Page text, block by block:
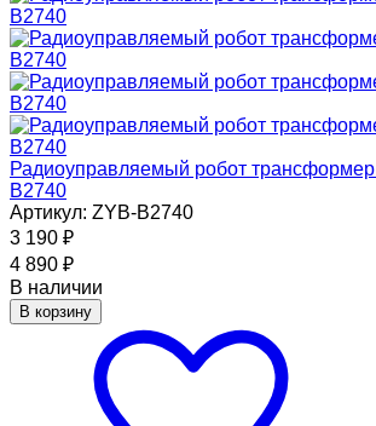
Радиоуправляемый робот
B2740
Артикул: ZYB-B2740
3 190 ₽
4 890 ₽
В наличии
В корзину